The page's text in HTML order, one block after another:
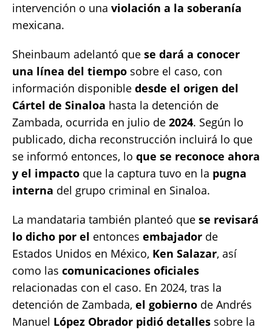
intervención o una violación a la soberanía
mexicana.
Sheinbaum adelantó que se dará a conocer
una línea del tiempo sobre el caso, con
información disponible desde el origen del
Cártel de Sinaloa hasta la detención de
Zambada, ocurrida en julio de 2024. Según lo
publicado, dicha reconstrucción incluirá lo que
se informó entonces, lo que se reconoce ahora
y el impacto que la captura tuvo en la pugna
interna del grupo criminal en Sinaloa.
La mandataria también planteó que se revisará
lo dicho por el entonces embajador de
Estados Unidos en México, Ken Salazar, así
como las comunicaciones oficiales
relacionadas con el caso. En 2024, tras la
detención de Zambada, el gobierno de Andrés
Manuel López Obrador pidió detalles sobre la